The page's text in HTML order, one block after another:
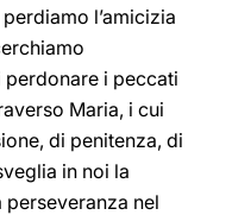
l’amicizia
i peccati
Maria, i cui
di penitenza, di
in noi la
perseveranza nel